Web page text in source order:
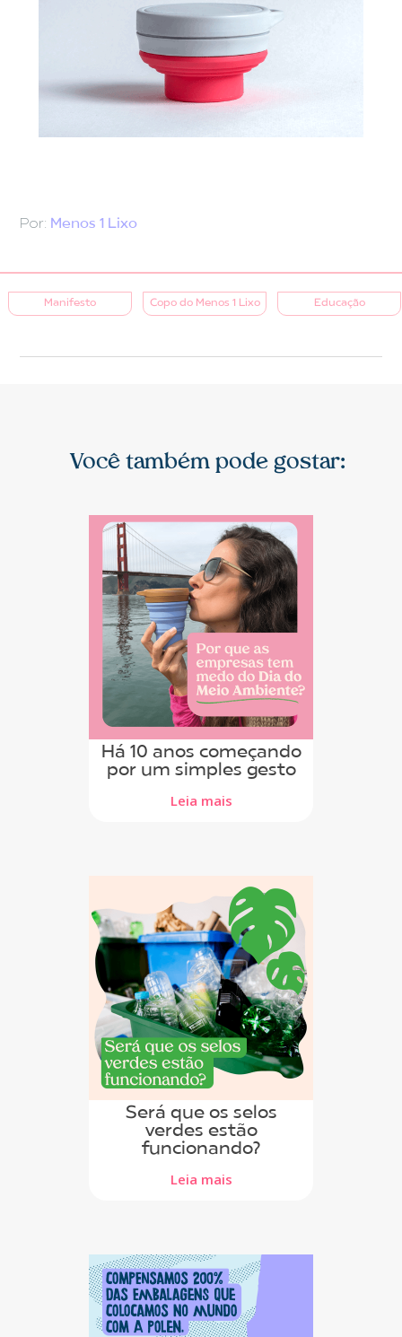
Menos 1 Lixo
Por:
Manifesto Copo do Menos 1 Lixo Educação
Você também pode gostar:
Há 10 anos começando
por um simples gesto
Leia mais
Será que os selos
verdes estão
funcionando?
Leia mais